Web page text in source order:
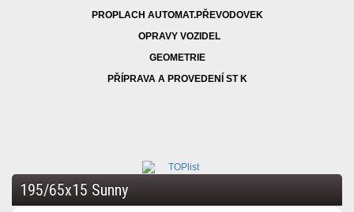
PROPLACH AUTOMAT.PŘEVODOVEK
OPRAVY VOZIDEL
GEOMETRIE
PŘÍPRAVA A PROVEDENÍ ST K
195/65x15 Sunny